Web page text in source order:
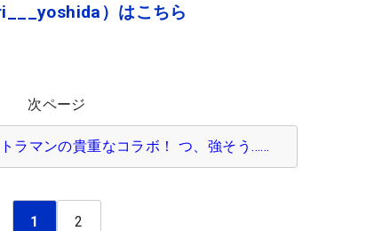
）はこちら
次ページ
ラマンの貴重なコラボ！ つ、強そう……
1 2